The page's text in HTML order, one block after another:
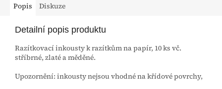
Popis Diskuze
Detailní popis produktu
Razítkovací inkousty k razítkům na papír, 10 ks vč.
stříbrné, zlaté a měděné.
Upozornění: inkousty nejsou vhodné na křídové povrchy,